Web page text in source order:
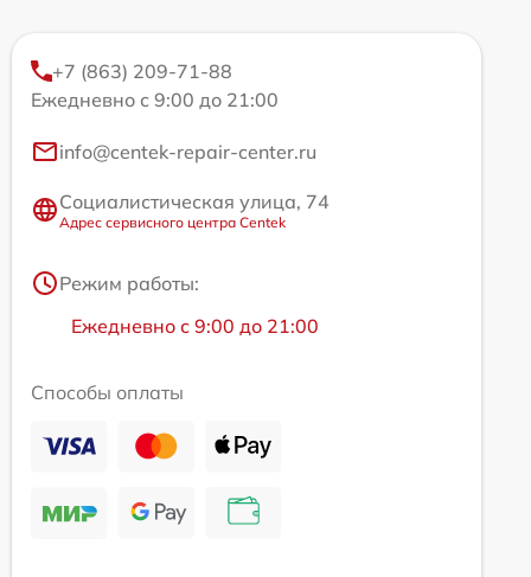
+7 (863) 209-71-88
Ежедневно с 9:00 до 21:00
info@centek-repair-center.ru
Социалистическая улица, 74
Адрес сервисного центра Centek
Режим работы:
Ежедневно с 9:00 до 21:00
Способы оплаты